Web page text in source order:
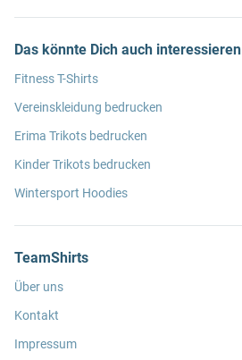
Das könnte Dich auch interessieren
Fitness T-Shirts
Vereinskleidung bedrucken
Erima Trikots bedrucken
Kinder Trikots bedrucken
Wintersport Hoodies
TeamShirts
Über uns
Kontakt
Impressum